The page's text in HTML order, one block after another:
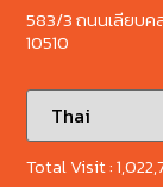
583/3 ถนนเลียบค
10510
Total Visit :